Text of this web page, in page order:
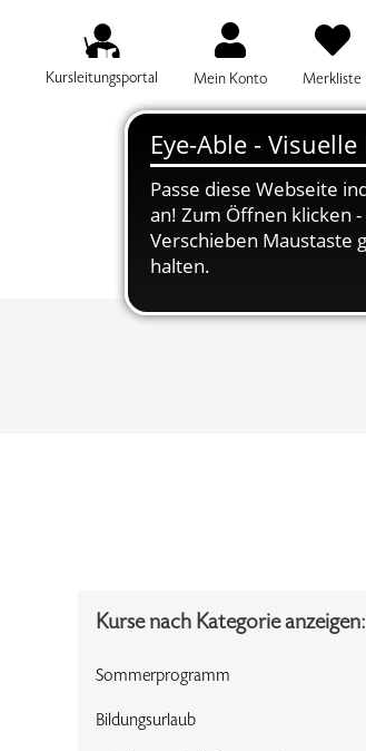
Kursleitungsportal Mein Konto Merkliste
SUCHBEGRIFF FÜR DIE KURSSUCHE EINGEBEN
Kurse nach Kategorie anzeigen:
Sommerprogramm
Bildungsurlaub